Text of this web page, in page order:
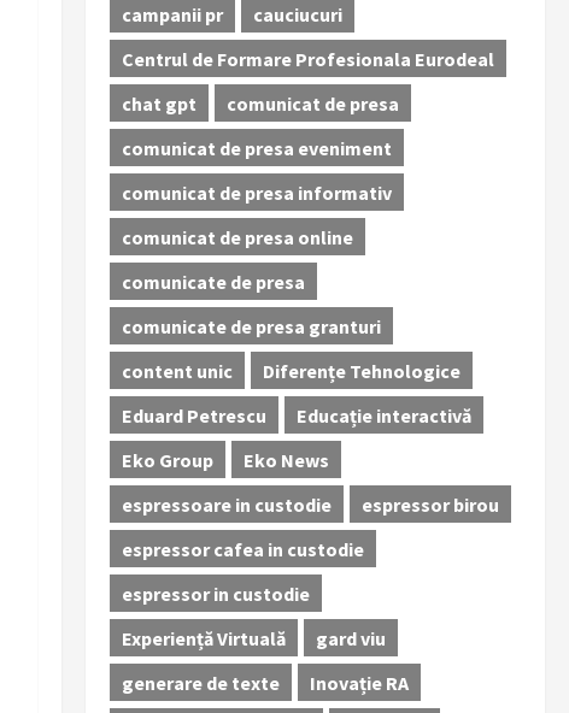
campanii pr
cauciucuri
Centrul de Formare Profesionala Eurodeal
chat gpt
comunicat de presa
comunicat de presa eveniment
comunicat de presa informativ
comunicat de presa online
comunicate de presa
comunicate de presa granturi
content unic
Diferențe Tehnologice
Eduard Petrescu
Educație interactivă
Eko Group
Eko News
espressoare in custodie
espressor birou
espressor cafea in custodie
espressor in custodie
Experiență Virtuală
gard viu
generare de texte
Inovație RA